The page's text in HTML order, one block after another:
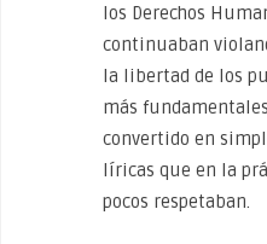
los Derechos
continuaban
la libertad de los
más
convertido en
líricas que en la
pocos respetaban.